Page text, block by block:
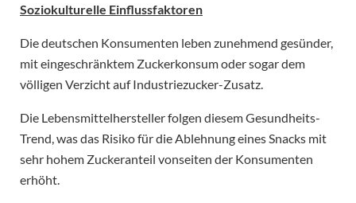
Soziokulturelle Einflussfaktoren
Die deutschen Konsumenten leben zunehmend gesünder,
mit eingeschränktem Zuckerkonsum oder sogar dem
völligen Verzicht auf Industriezucker-Zusatz.
Die Lebensmittelhersteller folgen diesem Gesundheits-
Trend, was das Risiko für die Ablehnung eines Snacks mit
sehr hohem Zuckeranteil vonseiten der Konsumenten
erhöht.